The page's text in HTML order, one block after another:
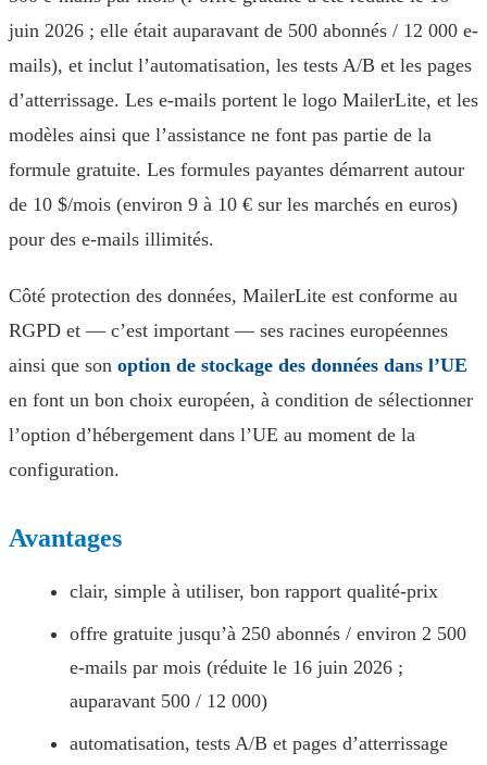
juin 2026 ; elle était auparavant de 500 abonnés / 12 000 e-
mails), et inclut l’automatisation, les tests A/B et les pages
d’atterrissage. Les e-mails portent le logo MailerLite, et les
modèles ainsi que l’assistance ne font pas partie de la
formule gratuite. Les formules payantes démarrent autour
de 10 $/mois (environ 9 à 10 € sur les marchés en euros)
pour des e-mails illimités.
Côté protection des données, MailerLite est conforme au
RGPD et — c’est important — ses racines européennes
ainsi que son option de stockage des données dans l’UE
en font un bon choix européen, à condition de sélectionner
l’option d’hébergement dans l’UE au moment de la
configuration.
Avantages
clair, simple à utiliser, bon rapport qualité-prix
offre gratuite jusqu’à 250 abonnés / environ 2 500
e-mails par mois (réduite le 16 juin 2026 ;
auparavant 500 / 12 000)
automatisation, tests A/B et pages d’atterrissage